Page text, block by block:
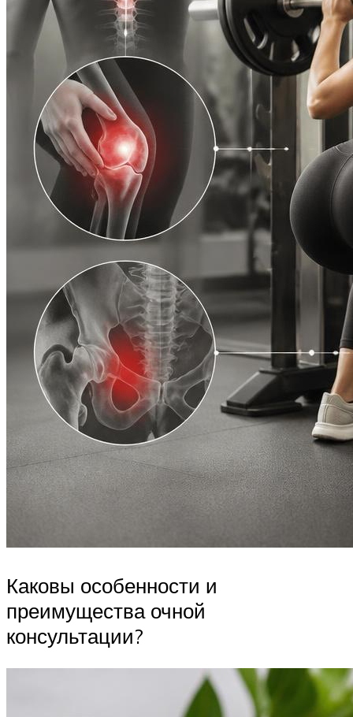
Каковы особенности и
преимущества очной
консультации?